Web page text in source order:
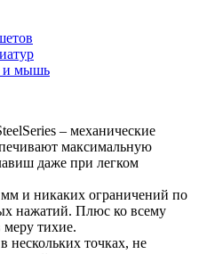
и мышь
– механические
максимальную
даже при легком
и никаких ограничений по
нажатий. Плюс ко всему
меру тихие.
нескольких точках, не